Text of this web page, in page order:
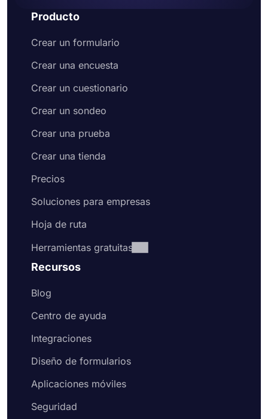
Producto
Crear un formulario
Crear una encuesta
Crear un cuestionario
Crear un sondeo
Crear una prueba
Crear una tienda
Precios
Soluciones para empresas
Hoja de ruta
Herramientas gratuitas
Recursos
Blog
Centro de ayuda
Integraciones
Diseño de formularios
Aplicaciones móviles
Seguridad